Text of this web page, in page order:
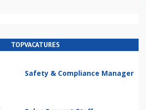
TOPVACATURES
Safety & Compliance Manager